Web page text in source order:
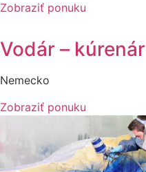
Zobraziť ponuku
Vodár – kúrenár
Nemecko
Zobraziť ponuku